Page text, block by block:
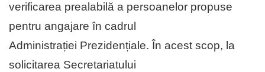
verificarea prealabilă a persoanelor propuse
pentru angajare în cadrul
Administrației Prezidențiale. În acest scop, la
solicitarea Secretariatului